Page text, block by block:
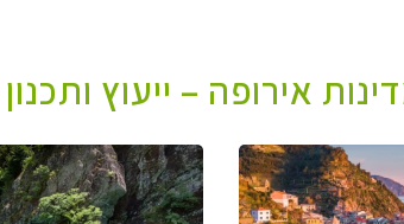
אירופה – ייעוץ